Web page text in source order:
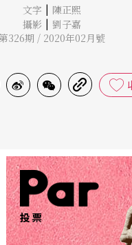
文字 | 陳正熙
攝影 | 劉子嘉
326期 / 2020年02月號
投票